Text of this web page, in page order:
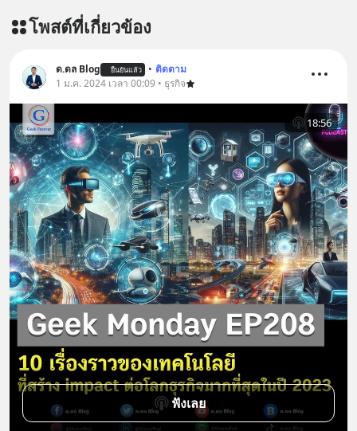
English ที่นี่ : inspire-
x-ด-ดล-blog-mrtharadhol-แคมเปญ
พิเศษ/ ติดต่อสอบถามคอร์สเรียนเพิ่ม
เติม Line : https://lin.ee/uaQvU5C
#เรียนรู้ผ่านการใช้จริง #มากกว่าการ
เรียนภาษา #InspireEnglish
โพสต์ที่เกี่ยวข้อง
ด.ดล Blog ยืนยันแล้ว • ติดตาม
1 ม.ค. 2024 เวลา 00:09 • ธุรกิจ
18:56
ฟังเลย